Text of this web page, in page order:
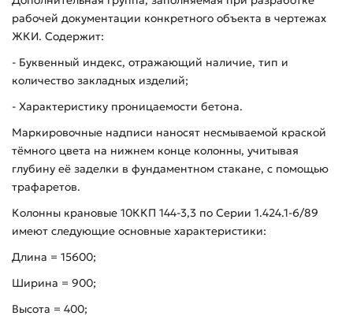
рабочей документации конкретного объекта в чертежах
ЖКИ. Содержит:
- Буквенный индекс, отражающий наличие, тип и
количество закладных изделий;
- Характеристику проницаемости бетона.
Маркировочные надписи наносят несмываемой краской
тёмного цвета на нижнем конце колонны, учитывая
глубину её заделки в фундаментном стакане, с помощью
трафаретов.
Колонны крановые 10ККП 144-3,3 по Серии 1.424.1-6/89
имеют следующие основные характеристики:
Длина = 15600;
Ширина = 900;
Высота = 400;